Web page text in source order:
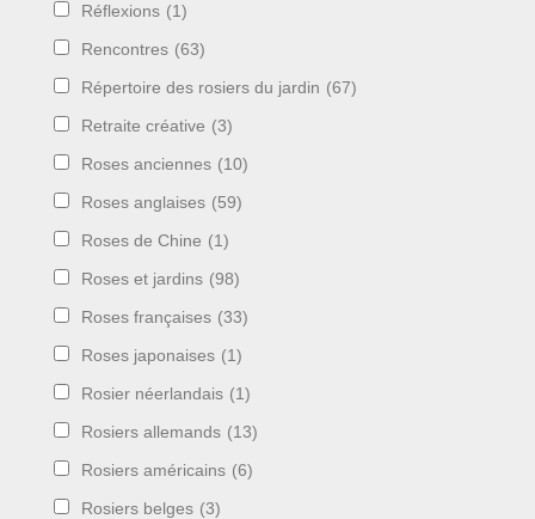
Réflexions (1)
Rencontres (63)
Répertoire des rosiers du jardin (67)
Retraite créative (3)
Roses anciennes (10)
Roses anglaises (59)
Roses de Chine (1)
Roses et jardins (98)
Roses françaises (33)
Roses japonaises (1)
Rosier néerlandais (1)
Rosiers allemands (13)
Rosiers américains (6)
Rosiers belges (3)